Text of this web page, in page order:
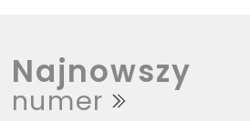
Najnowszy
numer